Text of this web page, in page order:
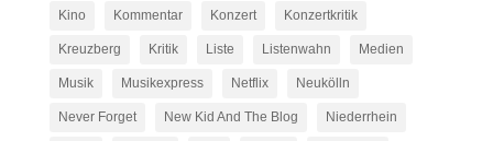
Kino Kommentar Konzert Konzertkritik
Kreuzberg Kritik Liste Listenwahn Medien
Musik Musikexpress Netflix Neukölln
Never Forget New Kid And The Blog Niederrhein